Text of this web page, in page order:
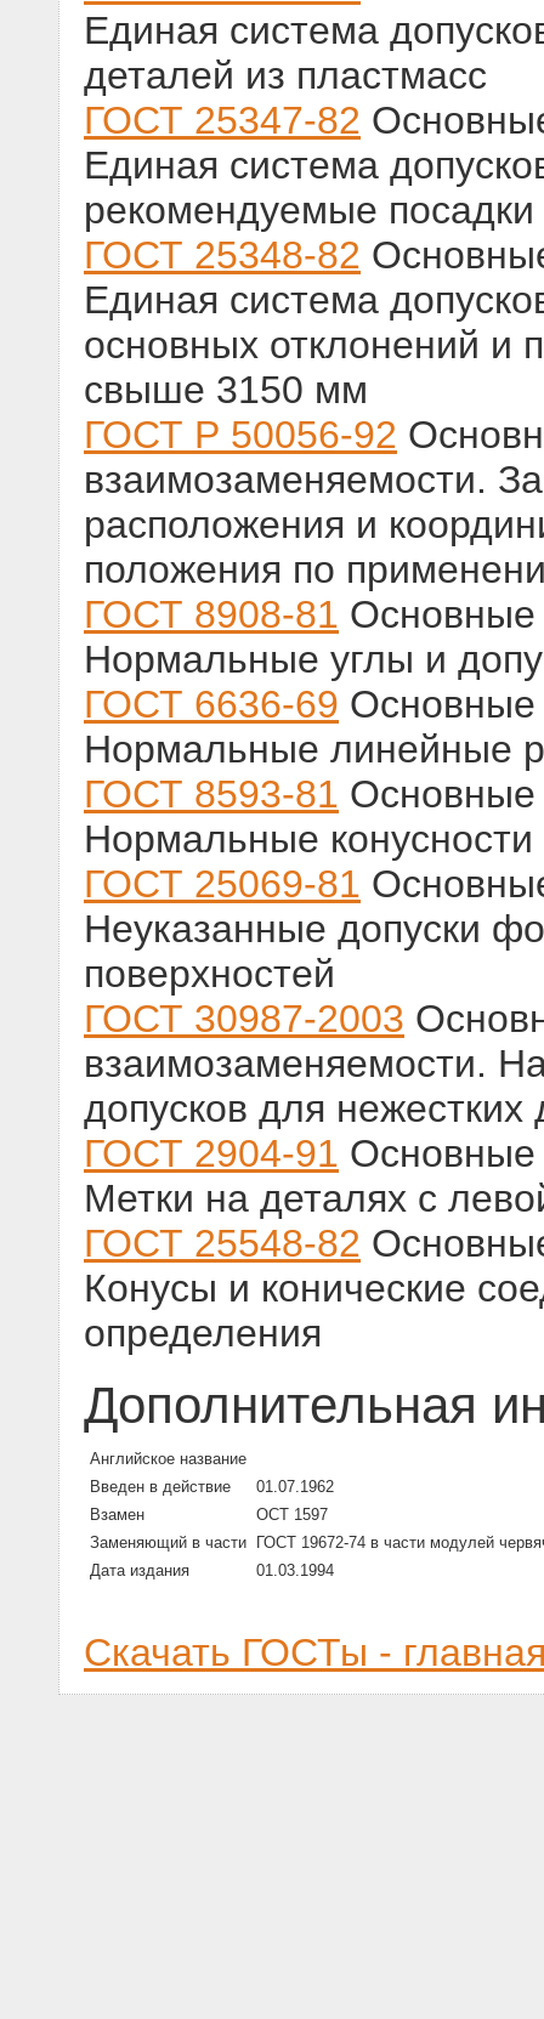
Единая система
деталей из пластмасс
ГОСТ 25347-82
Единая система
рекомендуемые посадки
ГОСТ 25348-82
Единая система
основных отклонений и
свыше 3150 мм
ГОСТ Р 50056-92
взаимозаменяемости.
расположения и
положения по
ГОСТ 8908-81 Основные
Нормальные углы и
ГОСТ 6636-69 Основные
Нормальные линейные
ГОСТ 8593-81 Основные
Нормальные конусности
ГОСТ 25069-81
Неуказанные допуски
поверхностей
ГОСТ 30987-2003
взаимозаменяемости.
допусков для нежестких
ГОСТ 2904-91 Основные
Метки на деталях с
ГОСТ 25548-82
Конусы и конические
определения
Дополнительная
Английское название
Введен в действие
01.07.1962
Взамен
ОСТ 1597
Заменяющий в части
ГОСТ 19672-74 в части модулей
Дата издания
01.03.1994
Скачать ГОСТы -